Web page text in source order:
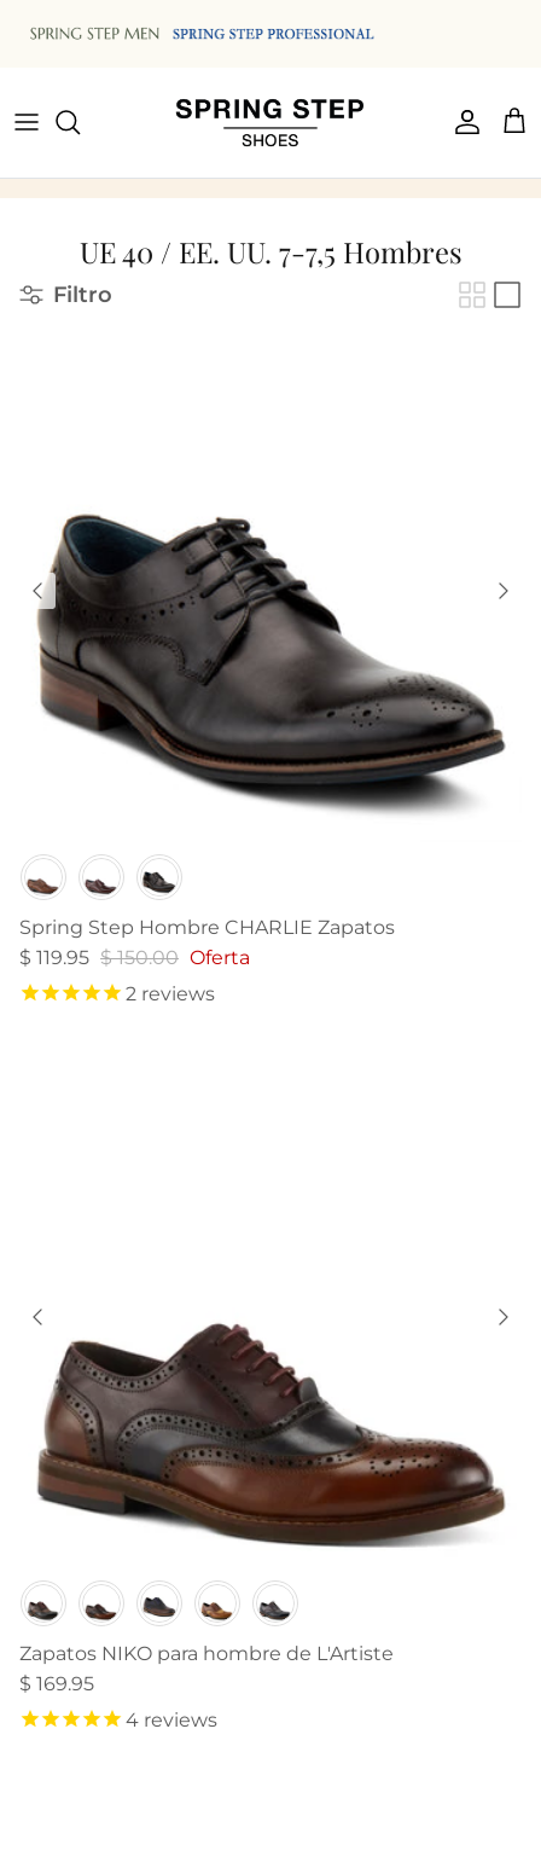
Cuenta
UE 40 / EE. UU. 7-7,5 Hombres
Filtro
Spring Step Hombre CHARLIE Zapatos
$ 119.95 $ 150.00 Oferta
2 reviews
Color
Zapatos NIKO para hombre de L'Artiste
$ 169.95
4 reviews